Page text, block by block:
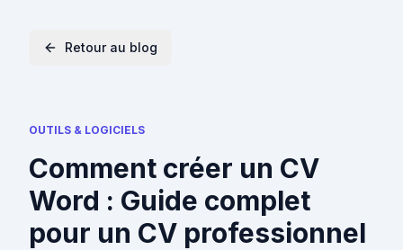
Retour au blog
OUTILS & LOGICIELS
Comment créer un CV
Word : Guide complet
pour un CV professionnel